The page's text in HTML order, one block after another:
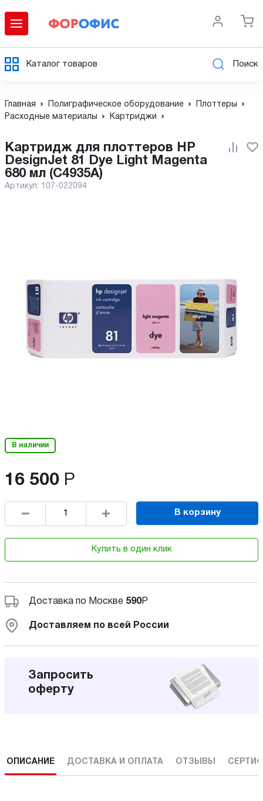
Каталог товаров Поиск
Главная Полиграфическое оборудование
Плоттеры
Расходные материалы
Картриджи
Картридж для плоттеров HP
DesignJet 81 Dye Light Magenta
680 мл (C4935A)
Артикул: 107-022094
В наличии
16 500 Р
В корзину
Купить в один клик
Доставка по Москве 590Р
Доставляем по всей России
Запросить
оферту
ОПИСАНИЕ ДОСТАВКА И ОПЛАТА ОТЗЫВЫ